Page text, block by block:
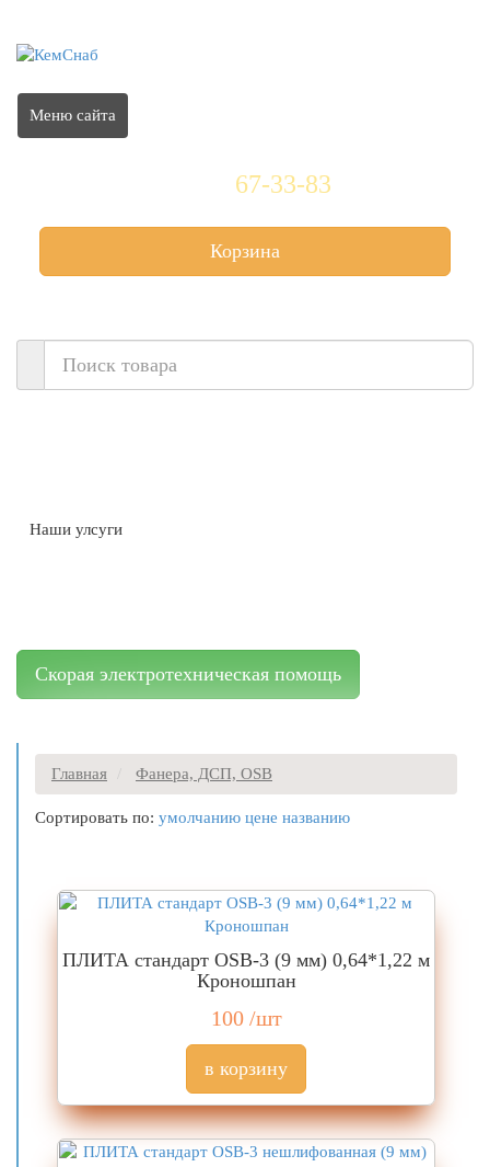
Меню сайта
67-33-83
Корзина
Наши улсуги
Скорая электротехническая помощь
Главная Фанера, ДСП, OSB
Сортировать по: умолчанию цене названию
ПЛИТА стандарт OSB-3 (9 мм) 0,64*1,22 м
Кроношпан
100 /шт